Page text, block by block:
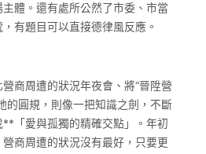
體。還有處所公然了市委、市當
有題目可以直接德律風反應。
商周遭的狀況年夜會、將“晉陞營
的圓規，則像一把知識之劍，不斷
「愛與孤獨的精確交點」。年初
商周遭的狀況沒有最好，只要更